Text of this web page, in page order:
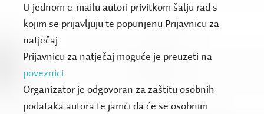
U jednom e-mailu autori privitkom šalju rad s
kojim se prijavljuju te popunjenu Prijavnicu za
natječaj.
Prijavnicu za natječaj moguće je preuzeti na
poveznici.
Organizator je odgovoran za zaštitu osobnih
podataka autora te jamči da će se osobnim